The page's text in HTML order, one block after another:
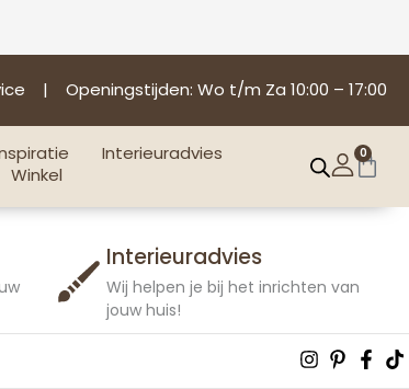
| Openingstijden: Wo t/m Za 10:00 – 17:00
Interieuradvies
Winkel
0
Interieuradvies
Wij helpen je bij het inrichten van
jouw huis!
Instagram
p f